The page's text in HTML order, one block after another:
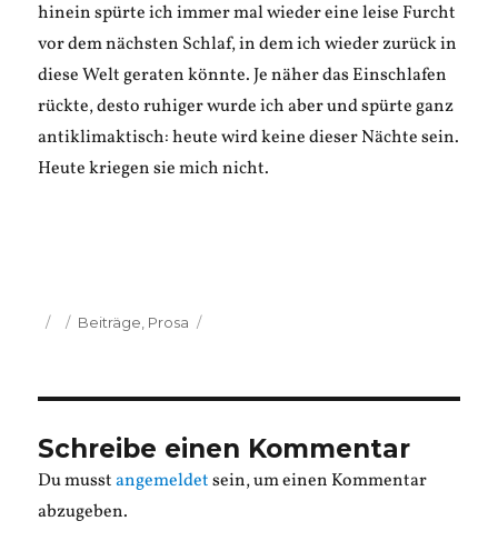
hinein spürte ich immer mal wieder eine leise Furcht
vor dem nächsten Schlaf, in dem ich wieder zurück in
diese Welt geraten könnte. Je näher das Einschlafen
rückte, desto ruhiger wurde ich aber und spürte ganz
antiklimaktisch: heute wird keine dieser Nächte sein.
Heute kriegen sie mich nicht.
Veröffentlicht
Kategorien
Beiträge Prosa
Schreibe einen Kommentar
Du musstangemeldetsein, um einen Kommentar
abzugeben.